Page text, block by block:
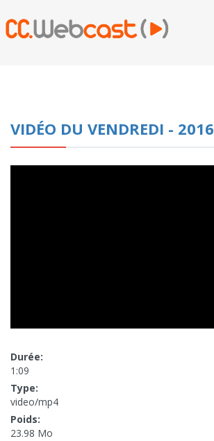
VIDÉO DU VENDREDI - 2016
Durée:
1:09
Type:
video/mp4
Poids:
23.98 Mo